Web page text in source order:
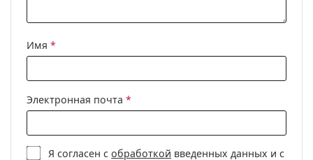
Имя *
Электронная почта *
Я согласен собработкой введенных данных и с